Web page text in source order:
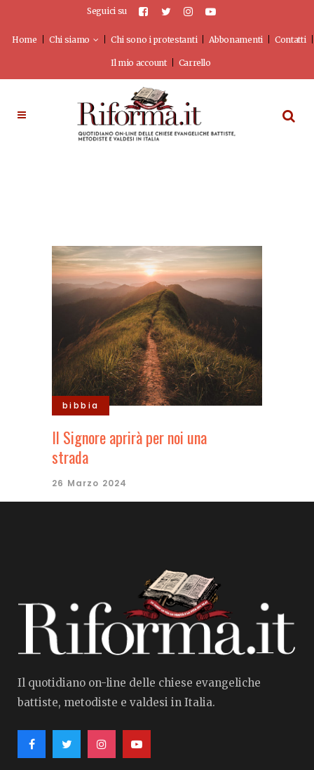
Seguici su
Home Chi siamo Chi sono i protestanti Abbonamenti Contatti
Il mio account Carrello
bibbia
Il Signore aprirà per noi una
strada
26 Marzo 2024
Il quotidiano on-line delle chiese evangeliche
battiste, metodiste e valdesi in Italia.